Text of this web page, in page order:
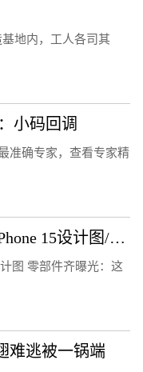
地内，工人各司其
小码回调
准确专家，查看专家精
苹果确认用USB-C 但限速！iPhone 15设计图/零部件齐曝光：这些细节确认
图 零部件齐曝光：这
难逃被一锅端